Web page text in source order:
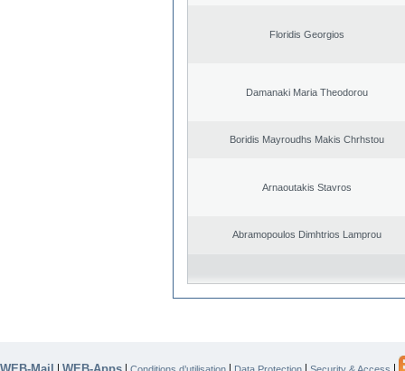
Floridis Georgios
Damanaki Maria Theodorou
Boridis Mayroudhs Makis Chrhstou
Arnaoutakis Stavros
Abramopoulos Dimhtrios Lamprou